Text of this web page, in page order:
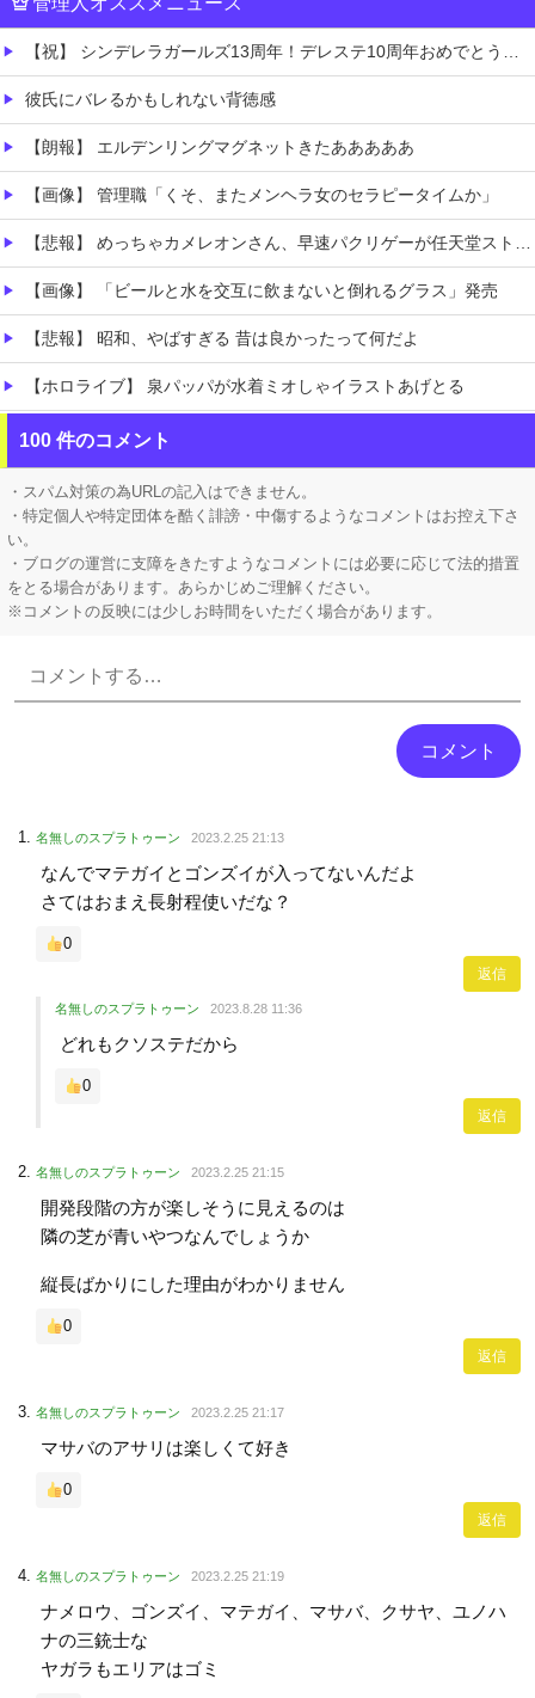
【祝】 シンデレラガールズ13周年！デレステ10周年おめでとう！ガチャ更新SSR八神マキノ・イベントSRイヴ、SR望月聖！
彼氏にバレるかもしれない背徳感
【朗報】 エルデンリングマグネットきたあああああ
【画像】 管理職「くそ、またメンヘラ女のセラピータイムか」
【悲報】 めっちゃカメレオンさん、早速パクリゲーが任天堂ストアに登場してしまう……
【画像】 「ビールと水を交互に飲まないと倒れるグラス」発売
【悲報】 昭和、やばすぎる 昔は良かったって何だよ
【ホロライブ】 泉パッパが水着ミオしゃイラストあげとる
【画像】 「マスク美人さん、また我々を欺く」←海外でも流行りだした結果がこちらw w w w w w w
【にじさんじ】 五木、すべてをメモ帳で管理する長尾に表計算ソフトを布教へ『企画趣旨でもう草生える』【8/6(木)20:00】
100 件のコメント
・スパム対策の為URLの記入はできません。
・特定個人や特定団体を酷く誹謗・中傷するようなコメントはお控え下さ
い。
・ブログの運営に支障をきたすようなコメントには必要に応じて法的措置
をとる場合があります。あらかじめご理解ください。
※コメントの反映には少しお時間をいただく場合があります。
名無しのスプラトゥーン 2023.2.25 21:13
なんでマテガイとゴンズイが入ってないんだよ
さてはおまえ長射程使いだな？
0
返信
名無しのスプラトゥーン 2023.8.28 11:36
どれもクソステだから
0
返信
名無しのスプラトゥーン 2023.2.25 21:15
開発段階の方が楽しそうに見えるのは
隣の芝が青いやつなんでしょうか
縦長ばかりにした理由がわかりません
0
返信
名無しのスプラトゥーン 2023.2.25 21:17
マサバのアサリは楽しくて好き
0
返信
名無しのスプラトゥーン 2023.2.25 21:19
ナメロウ、ゴンズイ、マテガイ、マサバ、クサヤ、ユノハ
ナの三銃士な
ヤガラもエリアはゴミ